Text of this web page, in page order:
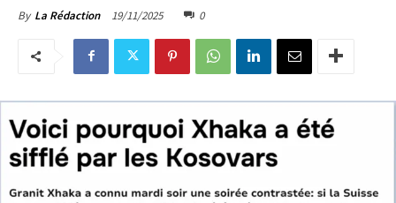
By La Rédaction 19/11/2025 0